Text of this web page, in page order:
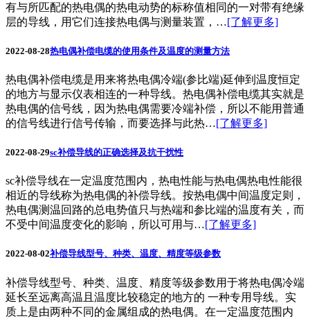
有与所匹配的热电偶的热电动势的标称值相同的一对带有绝缘
层的导线，用它们连接热电偶与测量装置，…[了解更多]
2022-08-28热电偶补偿电缆的使用条件及温度的测量方法
热电偶补偿电缆是用来将热电偶冷端(参比端)延伸到温度恒定
的地方与显示仪表相连的一种导线。热电偶补偿电缆其实就是
热电偶的信号线，因为热电偶需要冷端补偿，所以不能用普通
的信号线进行信号传输，而要选择与此热…[了解更多]
2022-08-29sc补偿导线的正确选择及抗干扰性
sc补偿导线在一定温度范围内，热电性能与热电偶热电性能很
相近的导线称为热电偶的补偿导线。按热电偶中间温度定则，
热电偶测温回路的总电势值只与热端和参比端的温度有关，而
不受中间温度变化的影响，所以可用与…[了解更多]
2022-08-02补偿导线型号、种类、温度、精度等级参数
补偿导线型号、种类、温度、精度等级参数用于将热电偶冷端
延长至远离高温且温度比较稳定的地方的 一种专用导线。实
质上是由两种不同的金属组成的热电偶。在一定温度范围内